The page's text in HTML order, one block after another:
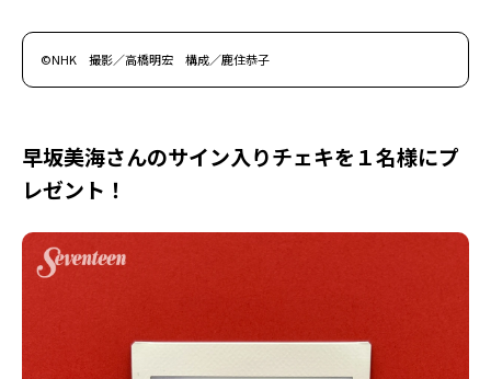
©NHK 撮影／高橋明宏 構成／鹿住恭子
早坂美海さんのサイン入りチェキを１名様にプ
レゼント！